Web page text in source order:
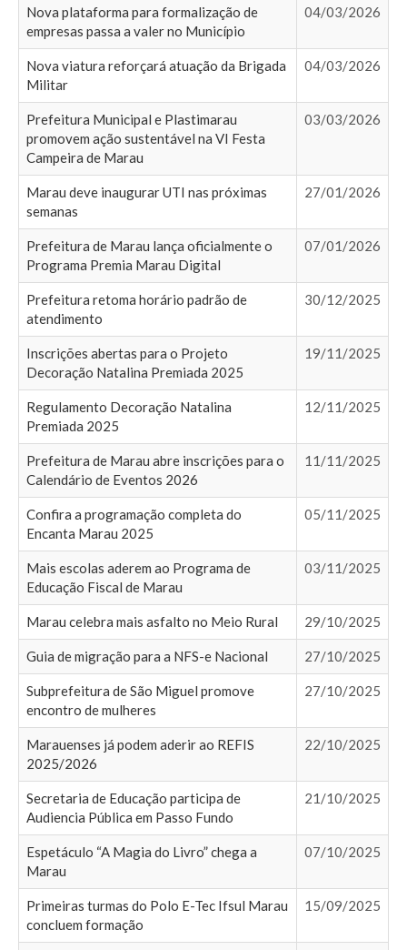
Nova plataforma para formalização de
empresas passa a valer no Município
04/03/2026
Nova viatura reforçará atuação da Brigada
Militar
04/03/2026
Prefeitura Municipal e Plastimarau
promovem ação sustentável na VI Festa
Campeira de Marau
03/03/2026
Marau deve inaugurar UTI nas próximas
semanas
27/01/2026
Prefeitura de Marau lança oficialmente o
Programa Premia Marau Digital
07/01/2026
Prefeitura retoma horário padrão de
atendimento
30/12/2025
Inscrições abertas para o Projeto
Decoração Natalina Premiada 2025
19/11/2025
Regulamento Decoração Natalina
Premiada 2025
12/11/2025
Prefeitura de Marau abre inscrições para o
Calendário de Eventos 2026
11/11/2025
Confira a programação completa do
Encanta Marau 2025
05/11/2025
Mais escolas aderem ao Programa de
Educação Fiscal de Marau
03/11/2025
Marau celebra mais asfalto no Meio Rural 29/10/2025
Guia de migração para a NFS-e Nacional 27/10/2025
Subprefeitura de São Miguel promove
encontro de mulheres
27/10/2025
Marauenses já podem aderir ao REFIS
2025/2026
22/10/2025
Secretaria de Educação participa de
Audiencia Pública em Passo Fundo
21/10/2025
Espetáculo “A Magia do Livro” chega a
Marau
07/10/2025
Primeiras turmas do Polo E-Tec Ifsul Marau
concluem formação
15/09/2025